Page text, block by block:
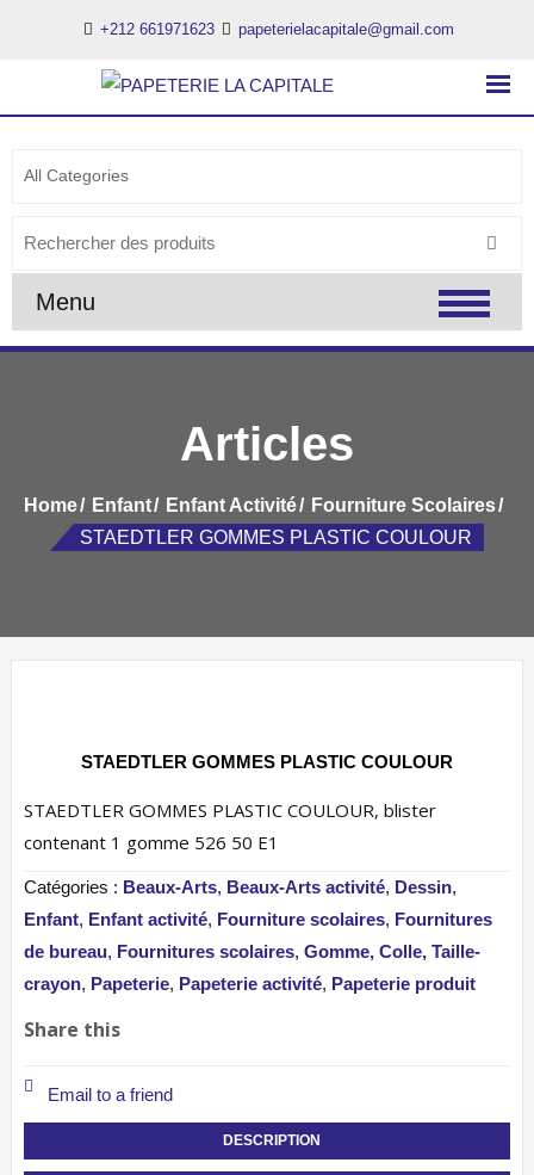
+212 661971623 papeterielacapitale@gmail.com
PAPETERIE LA CAPITALE
..:: PAPETERIE LA CAPITALE ::..
Menu
Articles
Home Enfant Enfant Activité
Fourniture Scolaires
STAEDTLER GOMMES PLASTIC COULOUR
STAEDTLER GOMMES PLASTIC COULOUR
STAEDTLER GOMMES PLASTIC COULOUR, blister
contenant 1 gomme 526 50 E1
Catégories : Beaux-Arts, Beaux-Arts activité, Dessin,
Enfant, Enfant activité, Fourniture scolaires, Fournitures
de bureau, Fournitures scolaires, Gomme, Colle, Taille-
crayon, Papeterie, Papeterie activité, Papeterie produit
Share this
Email to a friend
DESCRIPTION